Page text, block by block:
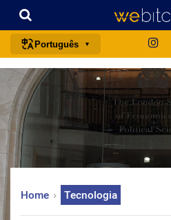
Português
português (BR)
english
español
italiano
日本語
Home Tecnologia